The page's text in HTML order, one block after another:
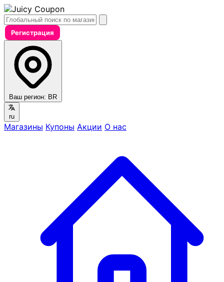
Регистрация
Ваш регион: BR
ru
Магазины Купоны Акции О нас